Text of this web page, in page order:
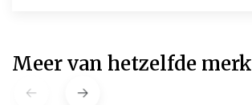
Meer van hetzelfde merk